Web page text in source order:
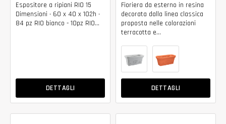
Espositore a ripiani RIO 15
Dimensioni • 60 x 40 x 102h •
84 pz RIO bianco - 10pz RIO...
DETTAGLI
Fioriera da esterno in resina
decorata dalla linea classica
proposta nelle colorazioni
terracotta e...
DETTAGLI